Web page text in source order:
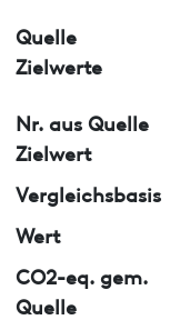
Quelle
Zielwerte
Nr. aus Quelle
Zielwert
Vergleichsbasis
Wert
CO2-eq. gem.
Quelle